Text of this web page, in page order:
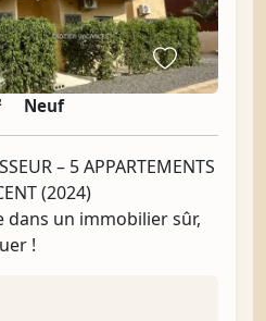
Neuf
– 5 APPARTEMENTS
(2024)
un immobilier sûr,
!